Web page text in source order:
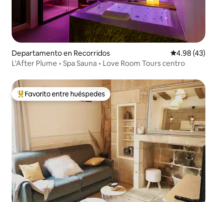
Departamento en Recorridos Calificación
4.98 (43)
L'After Plume • Spa Sauna • Love Room Tours centro
De los mejores en Favorito entre huéspedes
Favorito entre huéspedes